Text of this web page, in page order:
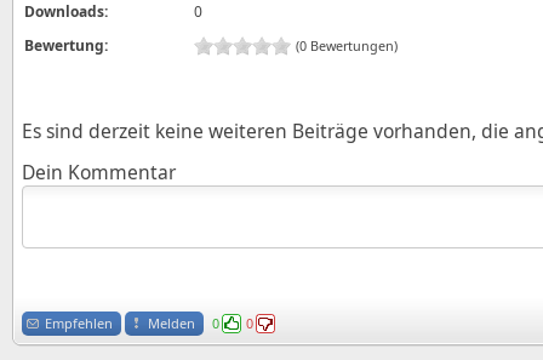
Downloads:
0
Bewertung:
(0 Bewertungen)
Es sind derzeit keine weiteren Beiträge vorhanden, die
Dein Kommentar
Empfehlen Melden 0 0